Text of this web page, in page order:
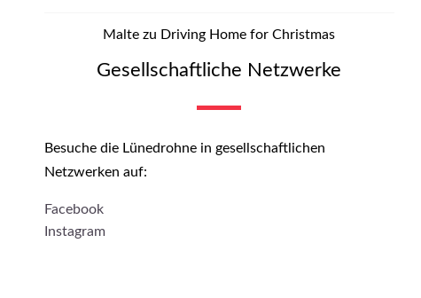
Malte zu Driving Home for Christmas
Gesellschaftliche Netzwerke
Besuche die Lünedrohne in gesellschaftlichen
Netzwerken auf:
Facebook
Instagram